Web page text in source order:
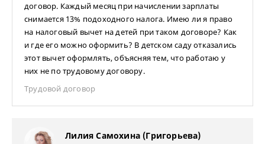
договор. Каждый месяц при начислении зарплаты
снимается 13% подоходного налога. Имею ли я право
на налоговый вычет на детей при таком договоре? Как
и где его можно оформить? В детском саду отказались
этот вычет оформлять, объясняя тем, что работаю у
них не по трудовому договору.
Трудовой договор
Лилия Самохина (Григорьева)